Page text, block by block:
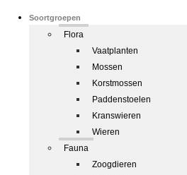
Soortgroepen
Flora
Vaatplanten
Mossen
Korstmossen
Paddenstoelen
Kranswieren
Wieren
Fauna
Zoogdieren